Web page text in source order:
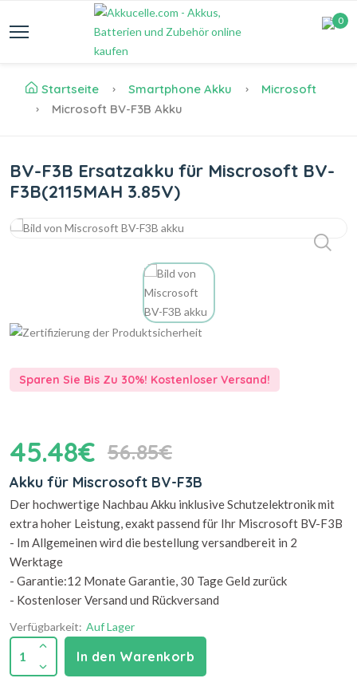
0
Startseite Smartphone Akku
Microsoft
Microsoft BV-F3B Akku
BV-F3B Ersatzakku für Miscrosoft BV-
F3B(2115MAH 3.85V)
Sparen Sie Bis Zu 30%! Kostenloser Versand!
45.48€ 56.85€
Akku für Miscrosoft BV-F3B
Der hochwertige Nachbau Akku inklusive Schutzelektronik mit
extra hoher Leistung, exakt passend für Ihr Miscrosoft BV-F3B
- Im Allgemeinen wird die bestellung versandbereit in 2
Werktage
- Garantie:12 Monate Garantie, 30 Tage Geld zurück
- Kostenloser Versand und Rückversand
Verfügbarkeit: Auf Lager
1 In den Warenkorb